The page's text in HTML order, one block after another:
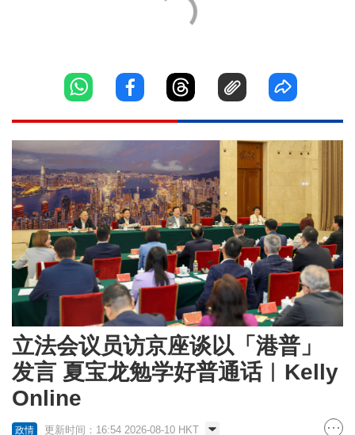
立法会议员访京座谈以「港普」
发言 夏宝龙勉学好普通话︱Kelly
Online
政情 更新时间：16:54 2026-08-10 HKT